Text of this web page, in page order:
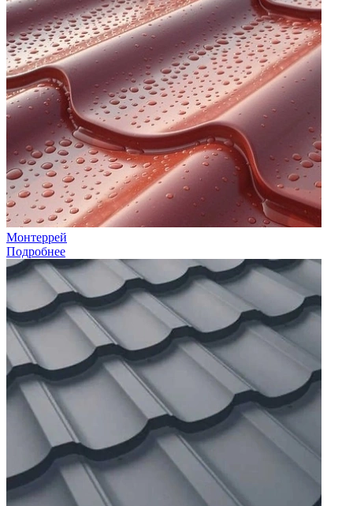
Монтеррей
Подробнее